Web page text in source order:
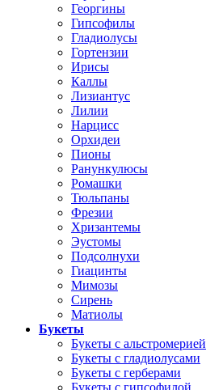
Георгины
Гипсофилы
Гладиолусы
Гортензии
Ирисы
Каллы
Лизиантус
Лилии
Нарцисс
Орхидеи
Пионы
Ранункулюсы
Ромашки
Тюльпаны
Фрезии
Хризантемы
Эустомы
Подсолнухи
Гиацинты
Мимозы
Сирень
Матиолы
Букеты
Букеты с альстромерией
Букеты с гладиолусами
Букеты с герберами
Букеты с гипсофилой